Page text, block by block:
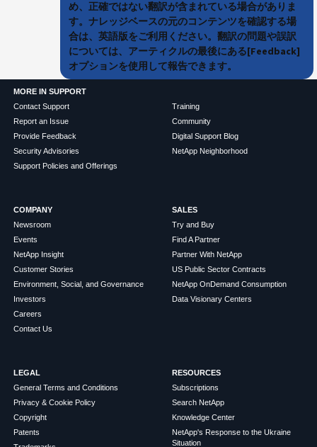
め、正確ではない翻訳が含まれている場合がありま
す。ナレッジベースの元のコンテンツを確認する場
合は、英語版をご利用ください。翻訳の問題や誤訳
については、アーティクルの最後にある[Feedback]
オプションを使用して報告できます。
MORE IN SUPPORT
Contact Support
Report an Issue
Provide Feedback
Security Advisories
Support Policies and Offerings
Training
Community
Digital Support Blog
NetApp Neighborhood
COMPANY
Newsroom
Events
NetApp Insight
Customer Stories
Environment, Social, and Governance
Investors
Careers
Contact Us
SALES
Try and Buy
Find A Partner
Partner With NetApp
US Public Sector Contracts
NetApp OnDemand Consumption
Data Visionary Centers
LEGAL
General Terms and Conditions
Privacy & Cookie Policy
Copyright
Patents
RESOURCES
Subscriptions
Search NetApp
Knowledge Center
NetApp's Response to the Ukraine
Situation